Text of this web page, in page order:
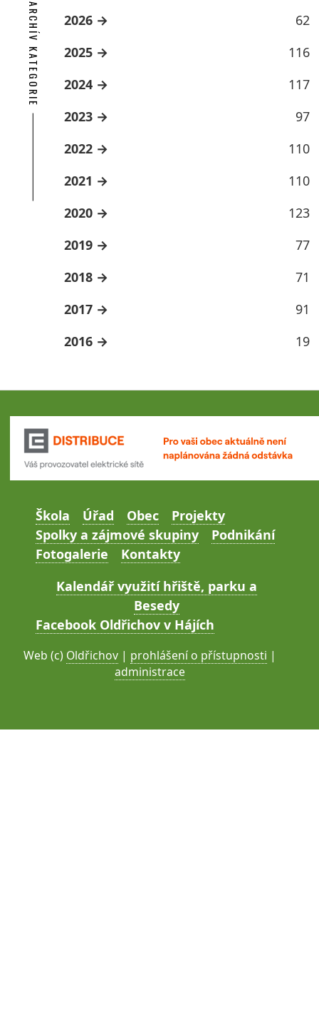
ARCHÍV KATEGORIE 2026
62
2025
116
2024
117
2023
97
2022
110
2021
110
2020
123
2019
77
2018
71
2017
91
2016
19
Škola Úřad Obec
Projekty
Spolky a zájmové skupiny
Podnikání
Fotogalerie
Kontakty
Kalendář využití hřiště, parku a
Besedy
Facebook Oldřichov v Hájích
Web (c) Oldřichov | prohlášení o přístupnosti |
administrace